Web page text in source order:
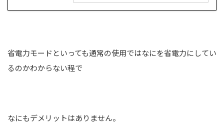
省電力モードといっても通常の使用ではなにを省電力にしてい
るのかわからない程で
なにもデメリットはありません。